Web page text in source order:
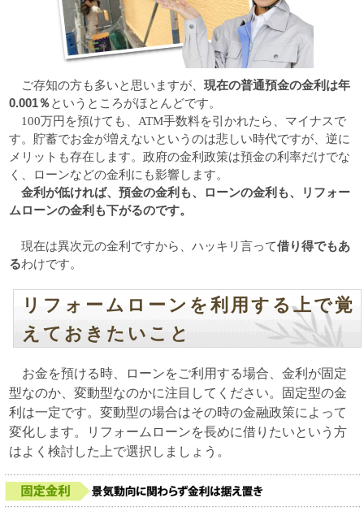
ご存知の方も多いと思いますが、 現在の普通預金の金利は年
0.001％というところがほとんどです。
100万円を預けても、ATM手数料を引かれたら、マイナスで
す。貯蓄でお金が増えないというのは悲しい時代ですが、逆に
メリットも存在します。政府の金利政策は預金の利率だけでな
く、ローンなどの金利にも影響します。
金利が低ければ、預金の金利も、ローンの金利も、リフォー
ムローンの金利も下がるのです。
現在は異次元の金利ですから、ハッキリ言って借り得でもあ
るわけです。
リフォームローンを利用する上で覚
えておきたいこと
お金を預ける時、ローンをご利用する場合、金利が固定
型なのか、変動型なのかに注目してください。固定型の金
利は一定です。変動型の場合はその時の金融政策によって
変化します。リフォームローンを長めに借りたいという方
はよく検討した上で選択しましょう。